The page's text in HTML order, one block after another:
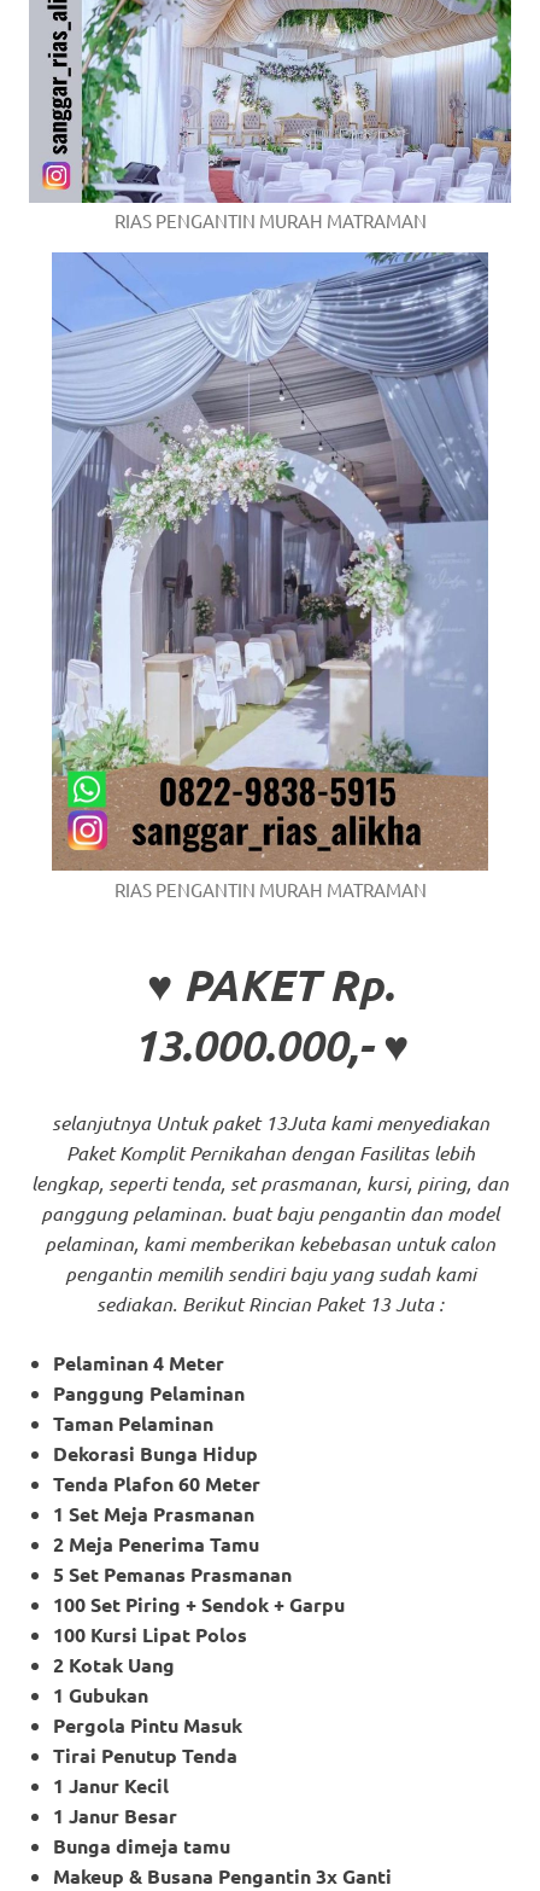
RIAS PENGANTIN MURAH MATRAMAN
RIAS PENGANTIN MURAH MATRAMAN
♥ PAKET Rp.
13.000.000,- ♥
selanjutnya Untuk paket 13Juta kami menyediakan
Paket Komplit Pernikahan dengan Fasilitas lebih
lengkap, seperti tenda, set prasmanan, kursi, piring, dan
panggung pelaminan. buat baju pengantin dan model
pelaminan, kami memberikan kebebasan untuk calon
pengantin memilih sendiri baju yang sudah kami
sediakan. Berikut Rincian Paket 13 Juta :
Pelaminan 4 Meter
Panggung Pelaminan
Taman Pelaminan
Dekorasi Bunga Hidup
Tenda Plafon 60 Meter
1 Set Meja Prasmanan
2 Meja Penerima Tamu
5 Set Pemanas Prasmanan
100 Set Piring + Sendok + Garpu
100 Kursi Lipat Polos
2 Kotak Uang
1 Gubukan
Pergola Pintu Masuk
Tirai Penutup Tenda
1 Janur Kecil
1 Janur Besar
Bunga dimeja tamu
Makeup & Busana Pengantin 3x Ganti